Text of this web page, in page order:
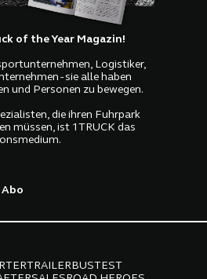
of the Year Magazin!
Logistiker,
- sie alle haben
und Personen zu bewegen.
die ihren Fuhrpark
müssen, ist 1TRUCK das
TRAILERBUSTEST